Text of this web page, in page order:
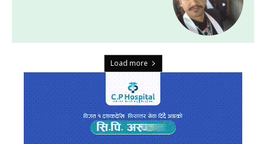
Load more